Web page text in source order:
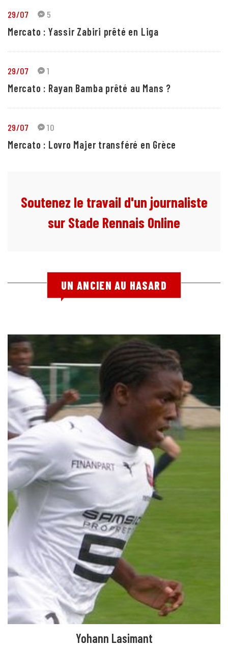
29/07 5
Mercato : Yassir Zabiri prêté en Liga
29/07 1
Mercato : Rayan Bamba prêté au Mans ?
29/07 10
Mercato : Lovro Majer transféré en Grèce
Soutenez le travail d'un journaliste
sur Stade Rennais Online
UN ANCIEN AU HASARD
Yohann Lasimant